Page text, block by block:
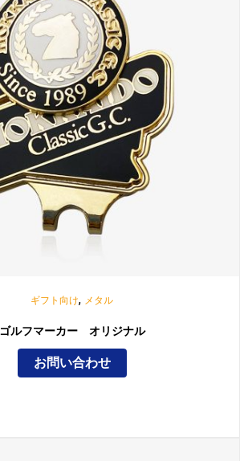
ギフト向け, メタル
ゴルフマーカー オリジナル
お問い合わせ